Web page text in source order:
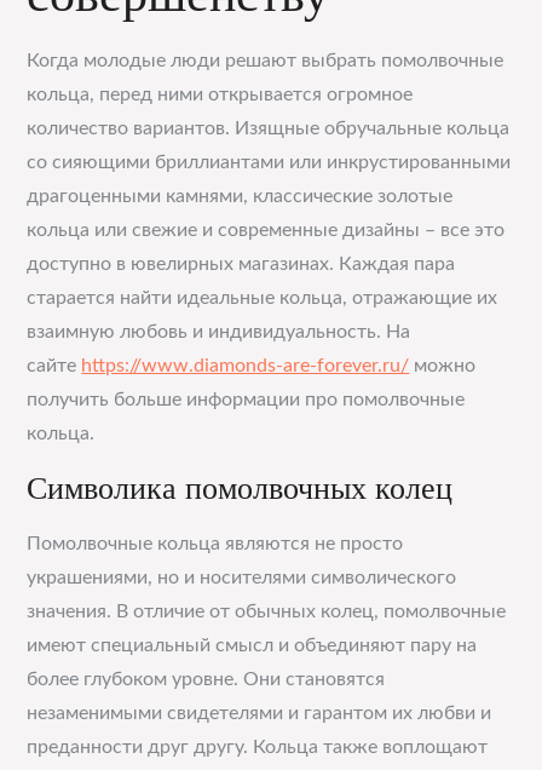
Когда молодые люди решают выбрать помолвочные
кольца, перед ними открывается огромное
количество вариантов. Изящные обручальные кольца
со сияющими бриллиантами или инкрустированными
драгоценными камнями, классические золотые
кольца или свежие и современные дизайны – все это
доступно в ювелирных магазинах. Каждая пара
старается найти идеальные кольца, отражающие их
взаимную любовь и индивидуальность. На
сайте https://www.diamonds-are-forever.ru/ можно
получить больше информации про помолвочные
кольца.
Символика помолвочных колец
Помолвочные кольца являются не просто
украшениями, но и носителями символического
значения. В отличие от обычных колец, помолвочные
имеют специальный смысл и объединяют пару на
более глубоком уровне. Они становятся
незаменимыми свидетелями и гарантом их любви и
преданности друг другу. Кольца также воплощают